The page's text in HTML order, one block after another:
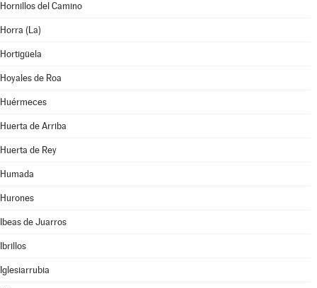
Hornillos del Camino
Horra (La)
Hortigüela
Hoyales de Roa
Huérmeces
Huerta de Arriba
Huerta de Rey
Humada
Hurones
Ibeas de Juarros
Ibrillos
Iglesiarrubia